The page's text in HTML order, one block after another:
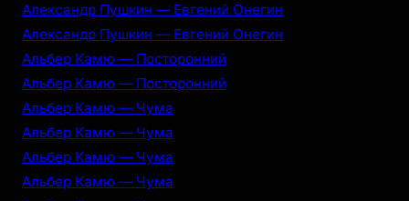
Александр Пушкин — Евгений Онегин
Александр Пушкин — Евгений Онегин
Альбер Камю — Посторонний
Альбер Камю — Посторонний
Альбер Камю — Чума
Альбер Камю — Чума
Альбер Камю — Чума
Альбер Камю — Чума